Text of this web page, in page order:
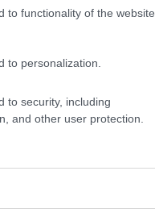
to functionality of the website
to personalization.
to security, including
and other user protection.